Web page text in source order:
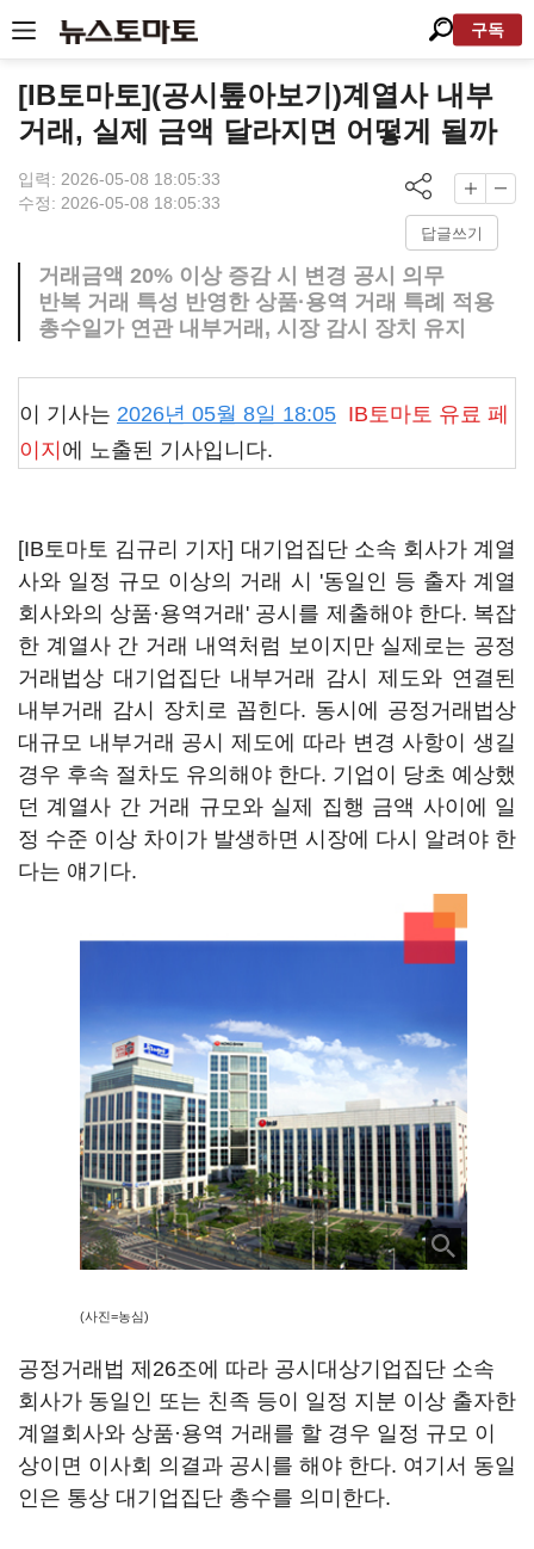
구독
[IB토마토](공시톺아보기)계열사 내부
거래, 실제 금액 달라지면 어떻게 될까
입력: 2026-05-08 18:05:33
수정: 2026-05-08 18:05:33
답글쓰기
거래금액 20% 이상 증감 시 변경 공시 의무
반복 거래 특성 반영한 상품·용역 거래 특례 적용
총수일가 연관 내부거래, 시장 감시 장치 유지
이 기사는 2026년 05월 8일 18:05 IB토마토 유료 페
이지 에 노출된 기사입니다.
[IB토마토 김규리 기자] 대기업집단 소속 회사가 계열
사와 일정 규모 이상의 거래 시 '동일인 등 출자 계열
회사와의 상품·용역거래' 공시를 제출해야 한다. 복잡
한 계열사 간 거래 내역처럼 보이지만 실제로는 공정
거래법상 대기업집단 내부거래 감시 제도와 연결된
내부거래 감시 장치로 꼽힌다. 동시에 공정거래법상
대규모 내부거래 공시 제도에 따라 변경 사항이 생길
경우 후속 절차도 유의해야 한다. 기업이 당초 예상했
던 계열사 간 거래 규모와 실제 집행 금액 사이에 일
정 수준 이상 차이가 발생하면 시장에 다시 알려야 한
다는 얘기다.
(사진=농심)
공정거래법 제26조에 따라 공시대상기업집단 소속
회사가 동일인 또는 친족 등이 일정 지분 이상 출자한
계열회사와 상품·용역 거래를 할 경우 일정 규모 이
상이면 이사회 의결과 공시를 해야 한다. 여기서 동일
인은 통상 대기업집단 총수를 의미한다.